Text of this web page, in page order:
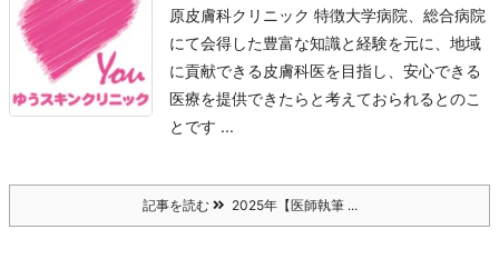
原皮膚科クリニック 特徴大学病院、総合病院
にて会得した豊富な知識と経験を元に、地域
に貢献できる皮膚科医を目指し、安心できる
医療を提供できたらと考えておられるとのこ
とです ...
記事を読む 2025年【医師執筆 ...